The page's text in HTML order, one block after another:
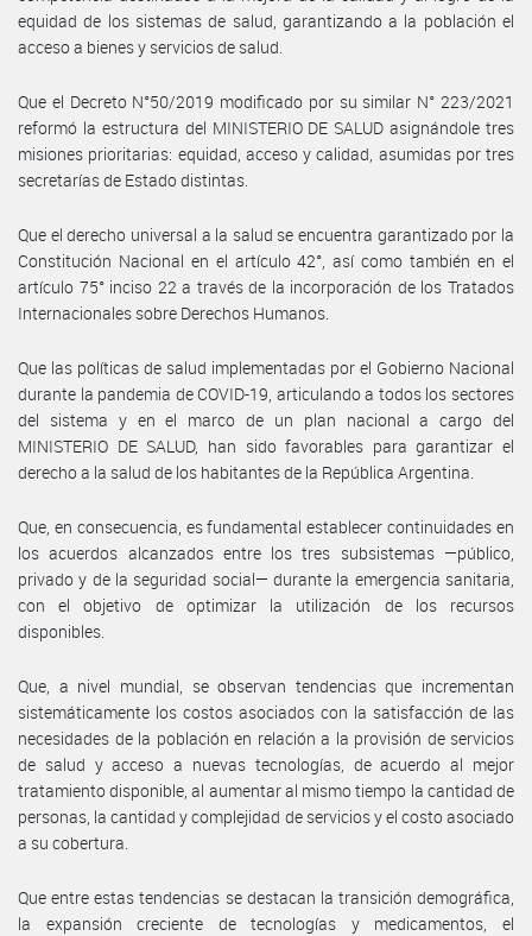
equidad de los sistemas de salud, garantizando a la población el
acceso a bienes y servicios de salud.
Que el Decreto N°50/2019 modificado por su similar N° 223/2021
reformó la estructura del MINISTERIO DE SALUD asignándole tres
misiones prioritarias: equidad, acceso y calidad, asumidas por tres
secretarías de Estado distintas.
Que el derecho universal a la salud se encuentra garantizado por la
Constitución Nacional en el artículo 42°, así como también en el
artículo 75° inciso 22 a través de la incorporación de los Tratados
Internacionales sobre Derechos Humanos.
Que las políticas de salud implementadas por el Gobierno Nacional
durante la pandemia de COVID-19, articulando a todos los sectores
del sistema y en el marco de un plan nacional a cargo del
MINISTERIO DE SALUD, han sido favorables para garantizar el
derecho a la salud de los habitantes de la República Argentina.
Que, en consecuencia, es fundamental establecer continuidades en
los acuerdos alcanzados entre los tres subsistemas —público,
privado y de la seguridad social— durante la emergencia sanitaria,
con el objetivo de optimizar la utilización de los recursos
disponibles.
Que, a nivel mundial, se observan tendencias que incrementan
sistemáticamente los costos asociados con la satisfacción de las
necesidades de la población en relación a la provisión de servicios
de salud y acceso a nuevas tecnologías, de acuerdo al mejor
tratamiento disponible, al aumentar al mismo tiempo la cantidad de
personas, la cantidad y complejidad de servicios y el costo asociado
a su cobertura.
Que entre estas tendencias se destacan la transición demográfica,
la expansión creciente de tecnologías y medicamentos, el